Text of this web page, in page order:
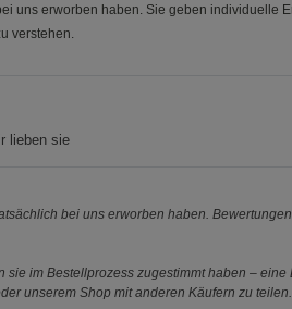
uns erworben haben. Sie geben individuelle
verstehen.
lieben sie
bei uns erworben haben.
im Bestellprozess zugestimmt haben –
unserem Shop mit anderen Käufern zu teilen.